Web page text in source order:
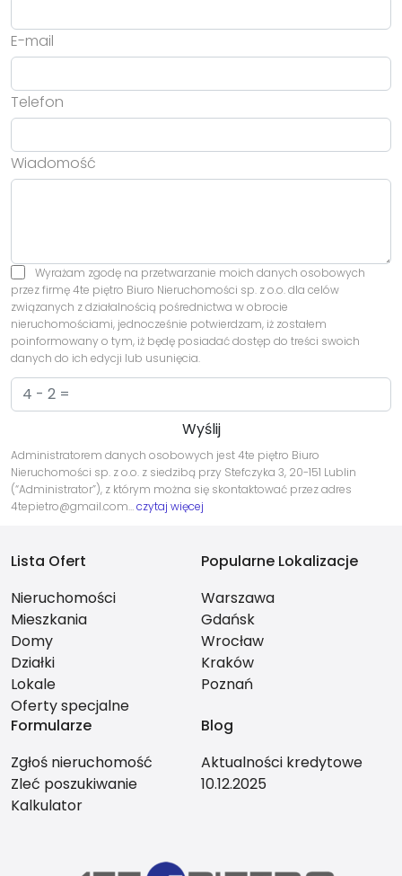
E-mail
Telefon
Wiadomość
Wyrażam zgodę na przetwarzanie moich danych osobowych
przez firmę 4te piętro Biuro Nieruchomości sp. z o.o. dla celów
związanych z działalnością pośrednictwa w obrocie
nieruchomościami, jednocześnie potwierdzam, iż zostałem
poinformowany o tym, iż będę posiadać dostęp do treści swoich
danych do ich edycji lub usunięcia.
Administratorem danych osobowych jest 4te piętro Biuro
Nieruchomości sp. z o.o. z siedzibą przy Stefczyka 3, 20-151 Lublin
(“Administrator”), z którym można się skontaktować przez adres
4tepietro@gmail.com…czytaj więcej
Lista Ofert
Nieruchomości
Mieszkania
Domy
Działki
Lokale
Oferty specjalne
Popularne Lokalizacje
Warszawa
Gdańsk
Wrocław
Kraków
Poznań
Formularze
Zgłoś nieruchomość
Zleć poszukiwanie
Kalkulator
Blog
Aktualności kredytowe
10.12.2025